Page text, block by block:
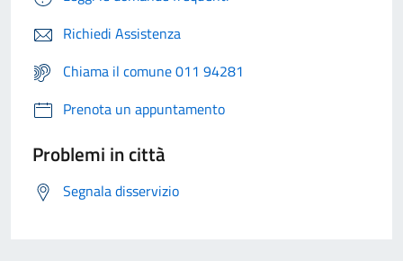
Richiedi Assistenza
Chiama il comune 011 94281
Prenota un appuntamento
Problemi in città
Segnala disservizio